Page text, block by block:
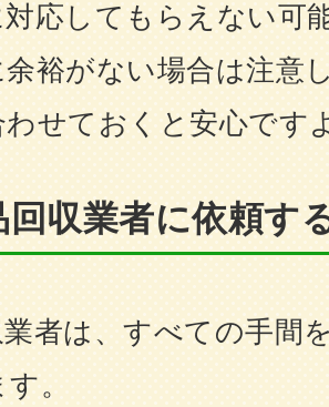
応してもらえない可
裕がない場合は注意
せておくと安心です
収業者に依頼す
者は、すべての手間
。